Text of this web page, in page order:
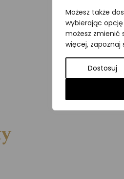
Możesz także
wybierając opcję
możesz zmienić
więcej, zapoznaj
Dostosuj